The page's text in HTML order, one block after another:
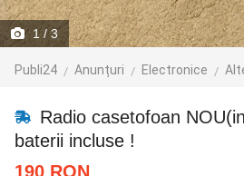
1 / 3
Publi24 Anunțuri Electronice
Radio casetofoan
baterii incluse !
190 RON